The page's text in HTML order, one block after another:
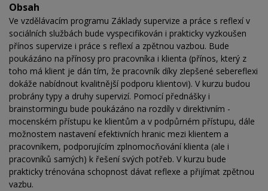
Obsah
Ve vzdělávacím programu Základy supervize a práce s reflexí v
sociálních službách bude vyspecifikován i prakticky vyzkoušen
přínos supervize i práce s reflexí a zpětnou vazbou. Bude
poukázáno na přínosy pro pracovníka i klienta (přínos, který z
toho má klient je dán tím, že pracovník díky zlepšené sebereflexi
dokáže nabídnout kvalitnější podporu klientovi). V kurzu budou
probrány typy a druhy supervizí. Pomocí přednášky i
brainstormingu bude poukázáno na rozdíly v direktivním -
mocenském přístupu ke klientům a v podpůrném přístupu, dále
možnostem nastavení efektivních hranic mezi klientem a
pracovníkem, podporujícím zplnomocňování klienta (ale i
pracovníků samých) k řešení svých potřeb. V kurzu bude
prakticky trénována schopnost dávat reflexe a přijímat zpětnou
vazbu.